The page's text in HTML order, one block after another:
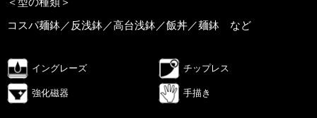
コスパ麺鉢／反浅鉢／高台浅鉢／飯丼／麺鉢 など
イングレーズ チップレス
強化磁器 手描き